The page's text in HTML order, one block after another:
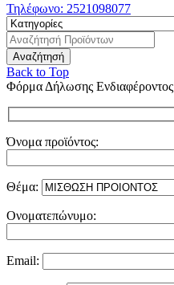
Τηλέφωνο: 2521098077
Back to Top
Φόρμα Δήλωσης Ενδιαφέροντος
Όνομα προϊόντος:
Θέμα:
Ονοματεπώνυμο:
Email: